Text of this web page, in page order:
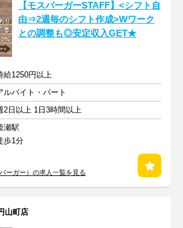
【モスバーガーSTAFF】<シフト自
由⇒2週毎のシフト作成>Wワーク
との調整も◎安定収入GET★
給1250円以上
ルバイト・パート
2日以上 1日3時間以上
瀬駅
歩1分
ーガー）の求人一覧を見る
山町店